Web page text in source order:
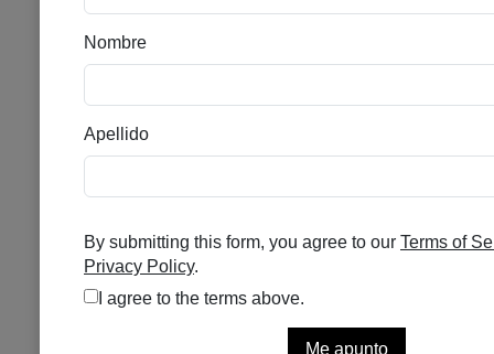
Productosrelacionados